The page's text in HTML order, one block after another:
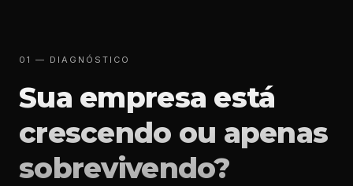
01 — DIAGNÓSTICO
Sua empresa está
crescendo ou apenas
sobrevivendo?